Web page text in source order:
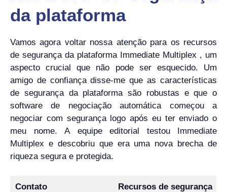
da plataforma
Vamos agora voltar nossa atenção para os recursos
de segurança da plataforma Immediate Multiplex , um
aspecto crucial que não pode ser esquecido. Um
amigo de confiança disse-me que as características
de segurança da plataforma são robustas e que o
software de negociação automática começou a
negociar com segurança logo após eu ter enviado o
meu nome. A equipe editorial testou Immediate
Multiplex e descobriu que era uma nova brecha de
riqueza segura e protegida.
Contato Recursos de segurança